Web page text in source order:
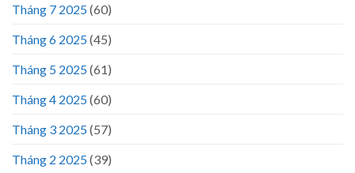
Tháng 7 2025(60)
Tháng 6 2025(45)
Tháng 5 2025(61)
Tháng 4 2025(60)
Tháng 3 2025(57)
Tháng 2 2025(39)